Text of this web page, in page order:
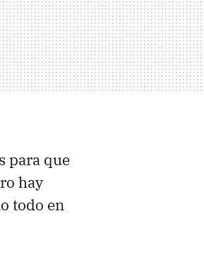
para que
hay
todo en